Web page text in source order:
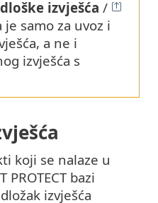
izvješća /
samo za uvoz i
a ne i
izvješća s
koji se nalaze u
bazi
izvješća